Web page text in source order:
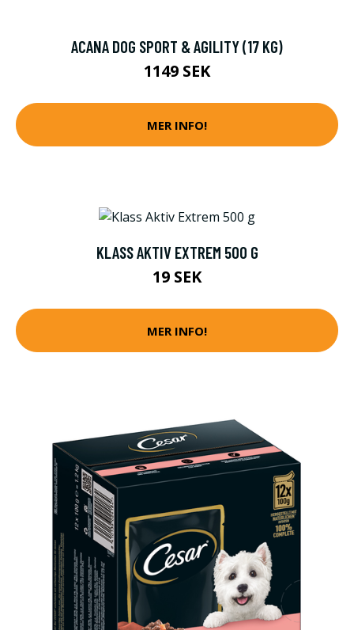
ACANA DOG SPORT & AGILITY (17 KG)
1149 SEK
MER INFO!
KLASS AKTIV EXTREM 500 G
19 SEK
MER INFO!